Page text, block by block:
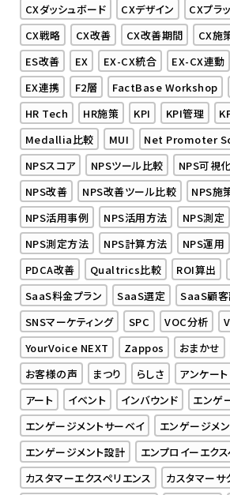
CXダッシュボード
CXデザイン
CXプラ
CX戦略
CX改善 CX改善期間 CX施
ES改善
EX EX-CX統合 EX-CX連動
EX連携
F2層 FactBase Workshop
HR Tech
HR施策 KPI KPI管理
Medallia比較
MUI Net Promoter
NPSスコア
NPSツール比較 NPS可視化
NPS改善
NPS改善ツール比較 NPS施
NPS活用事例
NPS活用方法 NPS測定
NPS測定方法
NPS計算方法 NPS運用
PDCA改善
Qualtrics比較 ROI算出
SaaS料金プラン
SaaS選定 SaaS顧
SNSマーケティング
SPC VOC分析
YourVoice NEXT
Zappos おまかせ
お客様の声
まつり らしさ アンケート
アート
イベント インバウンド
エンゲ
エンゲージメントサーベイ
エンゲージメ
エンゲージメント設計
エンプロイーエク
カスタマーエクスペリエンス
カスタマーサ